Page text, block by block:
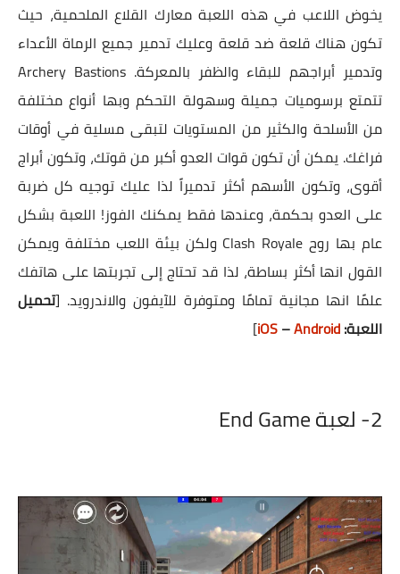
يخوض اللاعب في هذه اللعبة معارك القلاع الملحمية، حيث
تكون هناك قلعة ضد قلعة وعليك تدمير جميع الرماة الأعداء
وتدمير أبراجهم للبقاء والظفر بالمعركة. Archery Bastions
تتمتع برسوميات جميلة وسهولة التحكم وبها أنواع مختلفة
من الأسلحة والكثير من المستويات لتبقى مسلية في أوقات
فراغك. يمكن أن تكون قوات العدو أكبر من قوتك، وتكون أبراج
أقوى، وتكون الأسهم أكثر تدميراً لذا عليك توجيه كل ضربة
على العدو بحكمة، وعندها فقط يمكنك الفوز! اللعبة بشكل
عام بها روح Clash Royale ولكن بيئة اللعب مختلفة ويمكن
القول انها أكثر بساطة، لذا قد تحتاج إلى تجربتها على هاتفك
علمًا انها مجانية تمامًا ومتوفرة للآيفون والاندرويد. [تحميل
اللعبة:
iOS–Android
]
2- لعبة End Game